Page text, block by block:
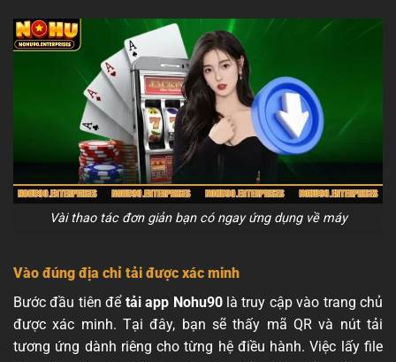
Vài thao tác đơn giản bạn có ngay ứng dụng về máy
Vào đúng địa chỉ tải được xác minh
Bước đầu tiên để tải app Nohu90là truy cập vào trang chủ
được xác minh. Tại đây, bạn sẽ thấy mã QR và nút tải
tương ứng dành riêng cho từng hệ điều hành. Việc lấy file